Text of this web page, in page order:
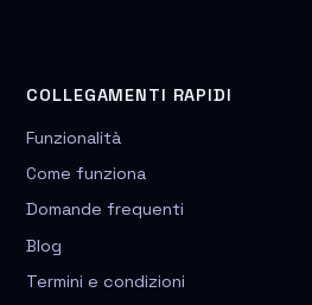
COLLEGAMENTI RAPIDI
Funzionalità
Come funziona
Domande frequenti
Blog
Termini e condizioni